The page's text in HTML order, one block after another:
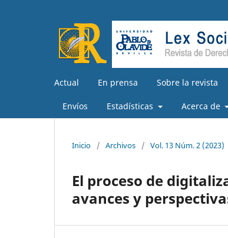
Actual En prensa Sobre la revista
Envíos Estadísticas Acerca de
Inicio / Archivos / Vol. 13 Núm. 2 (2023)
El proceso de
avances y